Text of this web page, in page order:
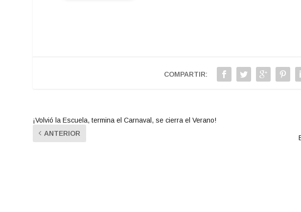
COMPARTIR:
¡Volvió la Escuela, termina el Carnaval, se cierra el Verano!
ANTERIOR